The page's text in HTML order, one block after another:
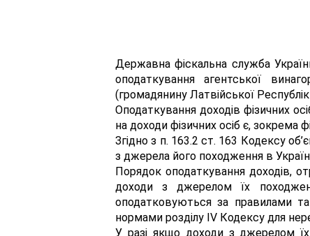
Державна фіскальна служба
оподаткування агентської
(громадянину Латвійської
Оподаткування доходів фізичних
на доходи фізичних осіб є, зокрема
Згідно з п. 163.2 ст. 163 Кодексу
з джерела його походження в
Порядок оподаткування доходів,
доходи з джерелом їх
оподатковуються за правилами
нормами розділу IV Кодексу для
У разі якщо доходи з джерелом